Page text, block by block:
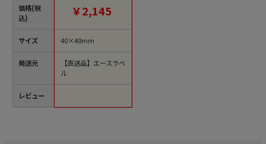
価格(税
込)
サイズ
発送元
レビュー
￥2,145
40×40mm
【直送品】エースラベ
ル